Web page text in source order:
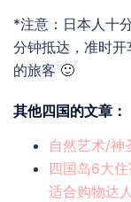
*注意：日本人十
分钟抵达，准时
的旅客 🙂
其他四国的文章：
自然艺术/神
四国岛6大
适合购物达